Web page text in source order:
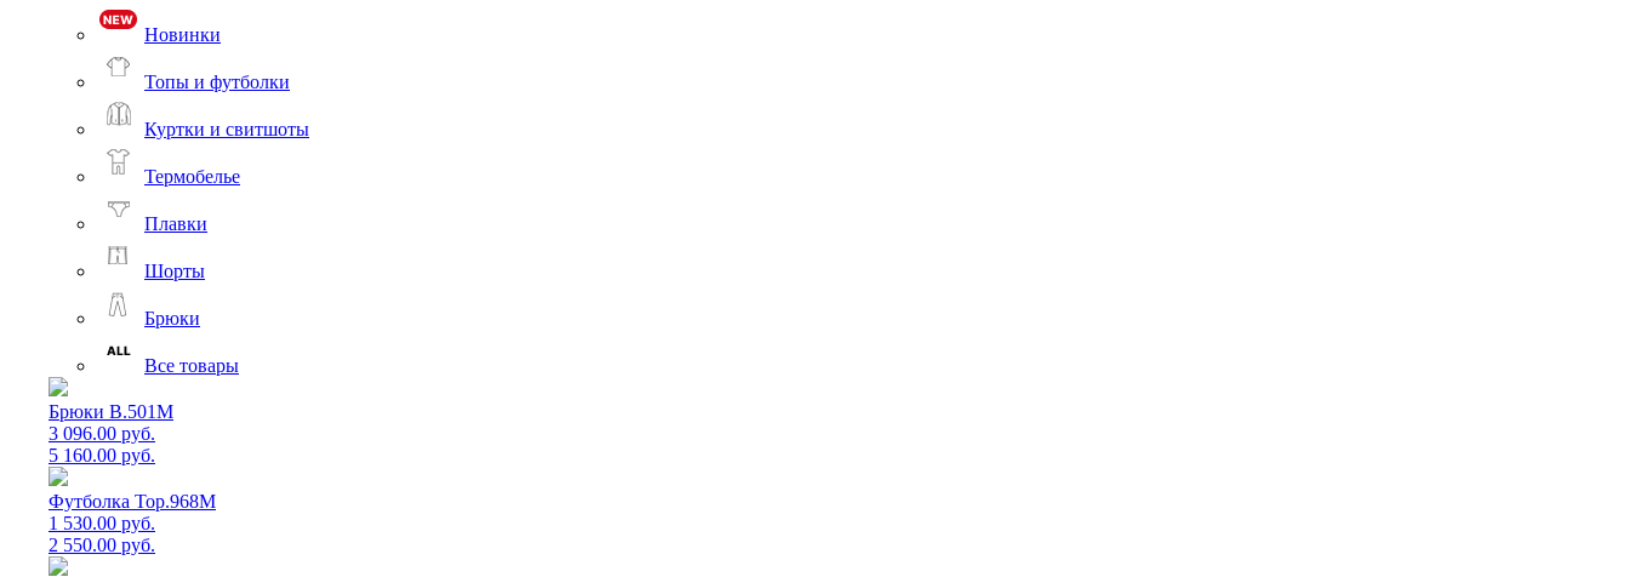
Новинки
Топы и футболки
Куртки и свитшоты
Термобелье
Плавки
Шорты
Брюки
Все товары
Брюки B.501M
3 096.00 руб.
5 160.00 руб.
Футболка Top.968M
1 530.00 руб.
2 550.00 руб.